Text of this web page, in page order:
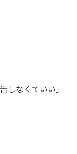
しなくていい」